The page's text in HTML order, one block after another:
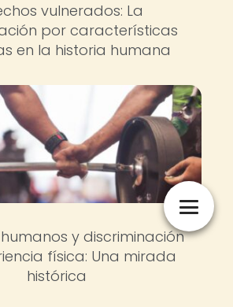
vulnerados: La
por características
en la historia humana
y discriminación
física: Una mirada
histórica